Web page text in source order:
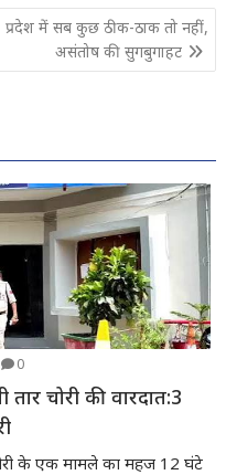
प्रदेश में सब कुछ ठीक-ठाक तो नहीं,
असंतोष की सुगबुगाहट
0
चोरी की वारदात:3
के एक मामले का महज 12 घंटे